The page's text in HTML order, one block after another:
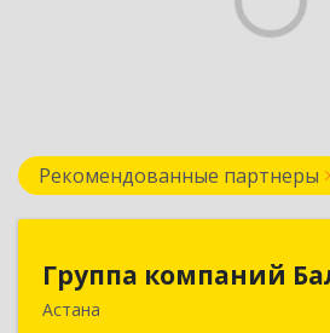
Рекомендованные партнеры
Группа компаний
Астана
Группа
010000 Республика